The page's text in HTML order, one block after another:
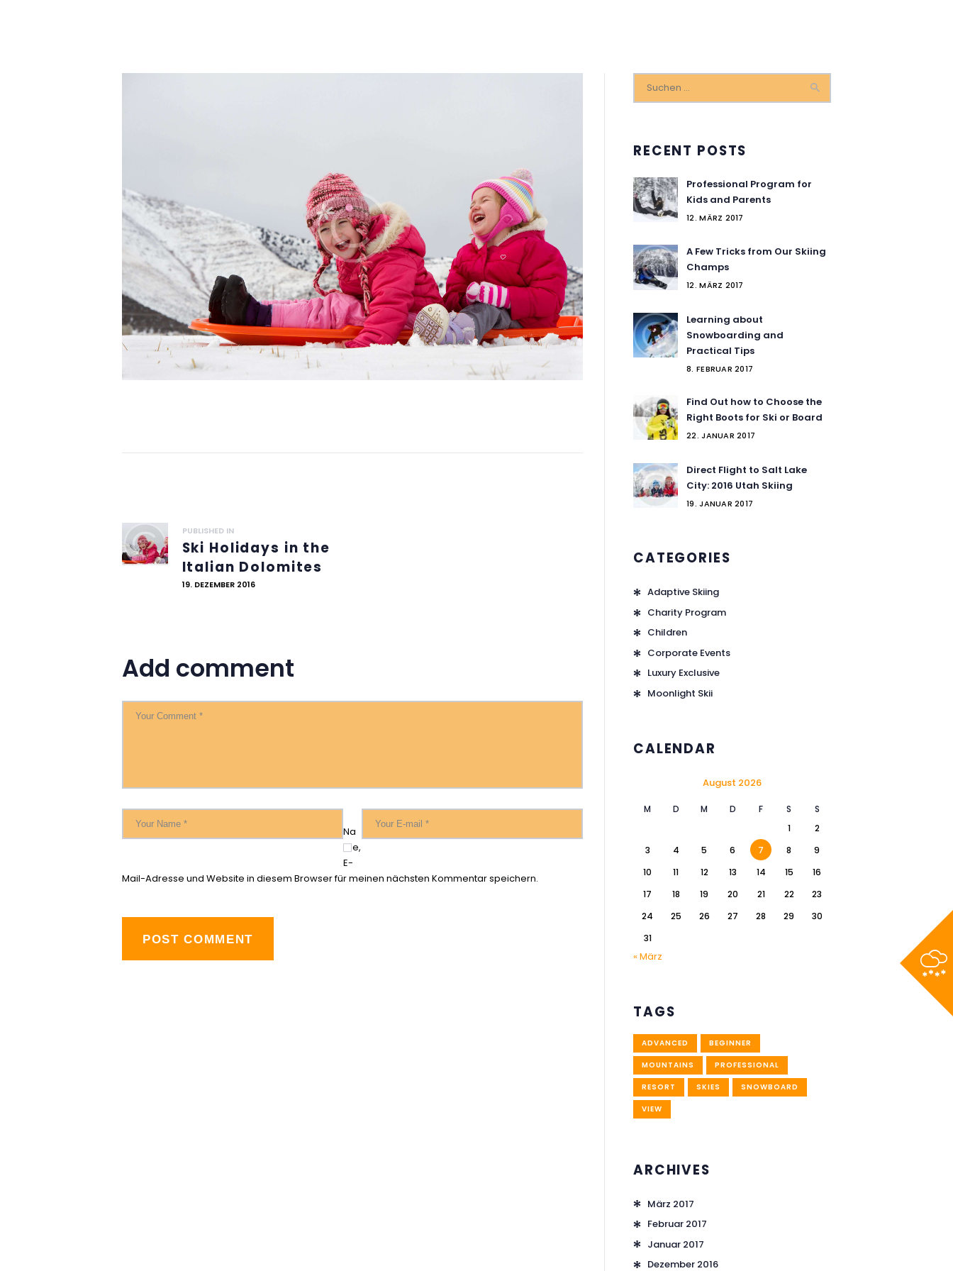
Jobs
Gästebuch
Partner
Beitragsnavigation
PUBLISHED IN
Ski Holidays in the
Italian Dolomites
19. DEZEMBER 2016
Add comment
Na
me,
E-
Mail-Adresse und Website in diesem Browser für meinen nächsten Kommentar speichern.
RECENT POSTS
Professional Program for
Kids and Parents
12. MÄRZ 2017
A Few Tricks from Our Skiing
Champs
12. MÄRZ 2017
Learning about
Snowboarding and
Practical Tips
8. FEBRUAR 2017
Find Out how to Choose the
Right Boots for Ski or Board
22. JANUAR 2017
Direct Flight to Salt Lake
City: 2016 Utah Skiing
19. JANUAR 2017
CATEGORIES
Adaptive Skiing
Charity Program
Children
Corporate Events
Luxury Exclusive
Moonlight Skii
CALENDAR
August 2026
M D M D F S
S
1
2
3
4 5 6 7 8
9
10
11 12 13 14 15
16
17
18 19 20 21 22
23
24
25 26 27 28 29
30
31
« März
TAGS
ADVANCED BEGINNER
MOUNTAINS PROFESSIONAL
RESORT SKIES SNOWBOARD
VIEW
ARCHIVES
März 2017
Februar 2017
Januar 2017
Dezember 2016